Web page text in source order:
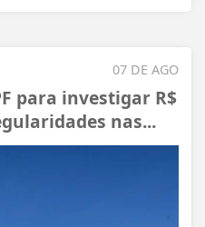
07 DE AGO
para investigar R$
nas...